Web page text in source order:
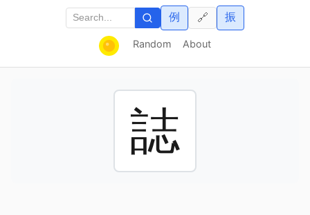
Random About
例 振
🔗
誌